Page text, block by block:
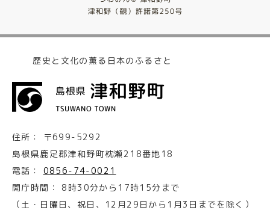
歴史と文化の薫る日本のふるさと
住所：
〒699-5292
島根県鹿足郡津和野町枕瀬218番地18
電話：
0856-74-0021
開庁時間：
8時30分から17時15分まで
（土・日曜日、祝日、12月29日から1月3日までを除く）